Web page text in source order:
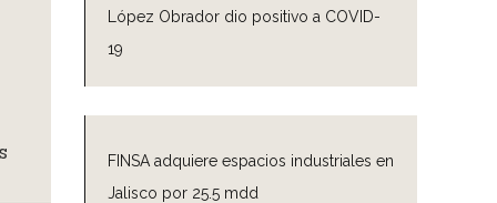
López Obrador dio positivo a COVID-
19
FINSA adquiere espacios industriales en
Jalisco por 25.5 mdd